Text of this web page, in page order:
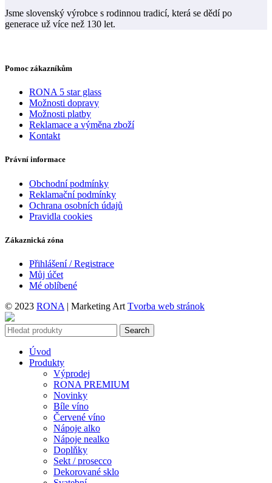
Jsme slovenský výrobce s rodinnou tradicí, která se dědí po
generace už více než 130 let.
Pomoc zákazníkům
RONA 5 star glass
Možnosti dopravy
Možnosti platby
Reklamace a výměna zboží
Kontakt
Právní informace
Obchodní podmínky
Reklamační podmínky
Ochrana osobních údajů
Pravidla cookies
Zákaznická zóna
Přihlášení / Registrace
Můj účet
Mé oblíbené
© 2023 RONA | Marketing Art Tvorba web stránok
Search
Úvod
Produkty
Výprodej
RONA PREMIUM
Novinky
Bíle víno
Červené víno
Nápoje alko
Nápoje nealko
Doplňky
Sekt / prosecco
Dekorované sklo